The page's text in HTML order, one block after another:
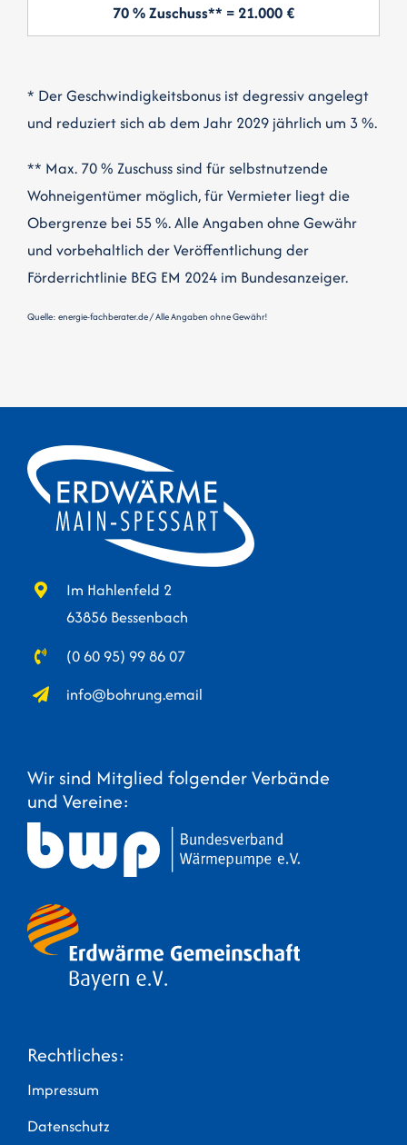
70 % Zuschuss** = 21.000 €
* Der Geschwindigkeitsbonus ist degressiv angelegt
und reduziert sich ab dem Jahr 2029 jährlich um 3 %.
** Max. 70 % Zuschuss sind für selbstnutzende
Wohneigentümer möglich, für Vermieter liegt die
Obergrenze bei 55 %. Alle Angaben ohne Gewähr
und vorbehaltlich der Veröffentlichung der
Förderrichtlinie BEG EM 2024 im Bundesanzeiger.
Quelle: energie-fachberater.de/ Alle Angaben ohne Gewähr!
Im Hahlenfeld 2
63856 Bessenbach
(0 60 95) 99 86 07
info@bohrung.email
Wir sind Mitglied folgender Verbände
und Vereine:
Rechtliches:
Impressum
Datenschutz